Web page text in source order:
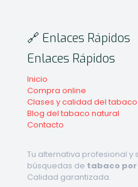
🔗 Enlaces Rápidos
Enlaces Rápidos
Inicio
Compra online
Clases y calidad del tabaco
Blog del tabaco natural
Contacto
Tu alternativa profesional y
búsquedas de tabaco por
Calidad garantizada.